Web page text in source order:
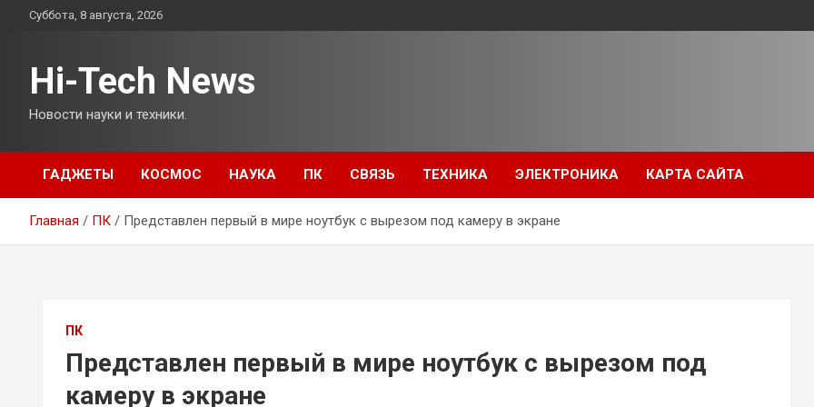
ПерейтиСуббота, 8 августа, 2026
Hi-Tech News
Новости науки и техники.
ГАДЖЕТЫ КОСМОС НАУКА ПК СВЯЗЬ ТЕХНИКА ЭЛЕКТРОНИКА КАРТА САЙТА
Главная ПК Представлен первый в мире ноутбук с вырезом под камеру в экране
ПК
Представлен первый в мире ноутбук с вырезом под
камеру в экране